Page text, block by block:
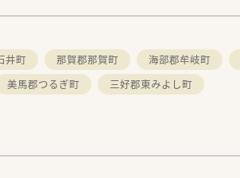
井町 那賀郡那賀町 海部郡牟岐町
美馬郡つるぎ町 三好郡東みよし町